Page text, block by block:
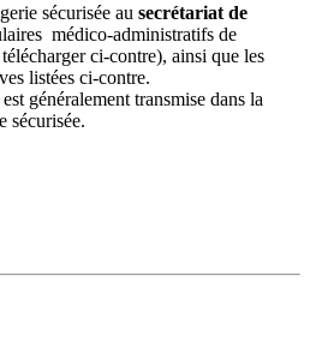
sécurisée au secrétariat de
médico-administratifs de
ci-contre), ainsi que les
listées ci-contre.
généralement transmise dans la
sécurisée.